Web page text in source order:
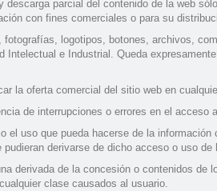
parcial del contenido de la web
con fines comerciales o para su
logotipos, botones, archivos,
Intelectual e Industrial. Queda
la oferta comercial del sitio web en
de interrupciones o errores en el
el uso que pueda hacerse de la
derivarse de dicho acceso o uso
derivada de la concesión o contenidos
clase causados al usuario.